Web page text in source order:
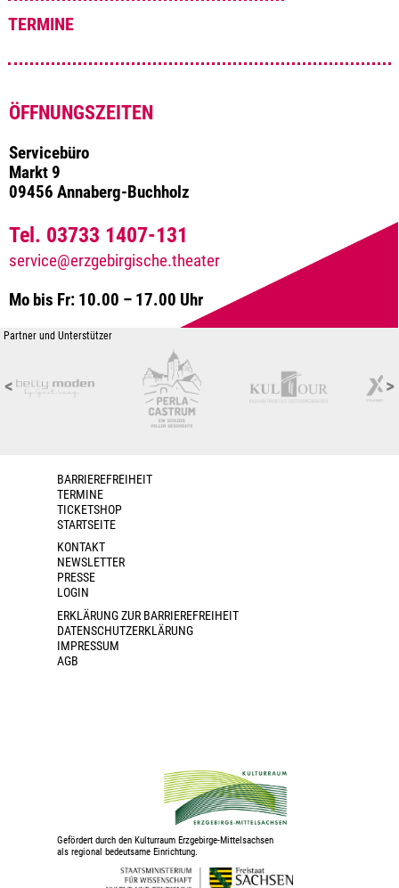
TERMINE
ÖFFNUNGSZEITEN
Servicebüro
Markt 9
09456 Annaberg-Buchholz
Tel. 03733 1407-131
service@erzgebirgische.theater
Mo bis Fr: 10.00 – 17.00 Uhr
Partner und Unterstützer
< >
BARRIEREFREIHEIT
TERMINE
TICKETSHOP
STARTSEITE
KONTAKT
NEWSLETTER
PRESSE
LOGIN
ERKLÄRUNG ZUR BARRIEREFREIHEIT
DATENSCHUTZERKLÄRUNG
IMPRESSUM
AGB
Gefördert durch den Kulturraum Erzgebirge-Mittelsachsen
als regional bedeutsame Einrichtung.